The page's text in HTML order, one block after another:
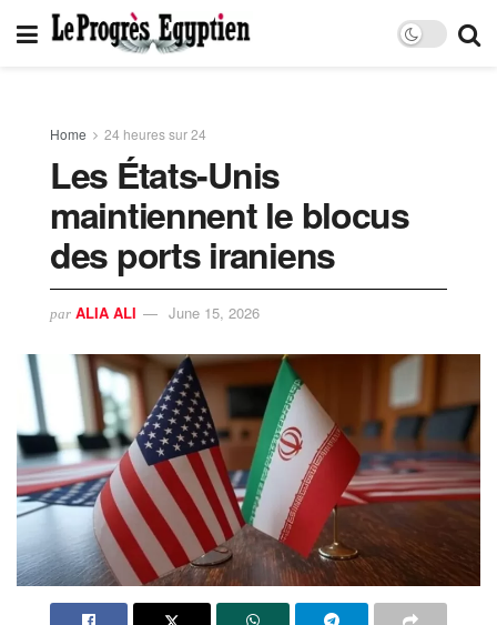
Home 24 heures sur 24
Les États-Unis
maintiennent le blocus
des ports iraniens
par ALIA ALI June 15, 2026